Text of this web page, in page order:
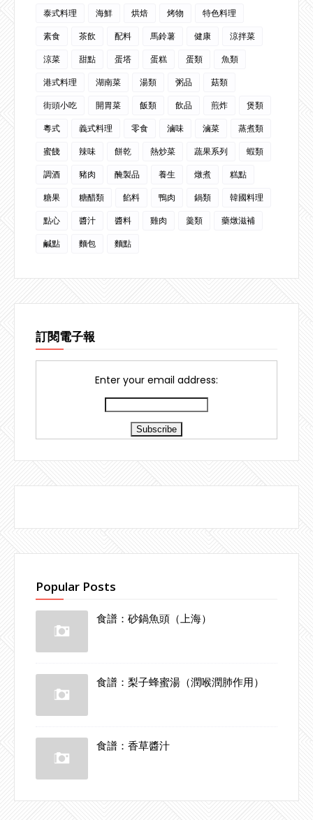
泰式料理 海鮮 烘焙 烤物
特色料理
素食
茶飲 配料 馬鈴薯 健康
涼拌菜
涼菜
甜點 蛋塔 蛋糕 蛋類
魚類
港式料理
湖南菜 湯類 粥品
菇類
街頭小吃
開胃菜 飯類 飲品 煎炸
煲類
粵式
義式料理 零食 滷味 滷菜
蒸煮類
蜜餞
辣味 餅乾 熱炒菜 蔬果系列
蝦類
調酒
豬肉 醃製品 養生 燉煮
糕點
糖果
糖醋類 餡料 鴨肉 鍋類
韓國料理
點心
醬汁 醬料 雞肉 羹類
藥燉滋補
鹹點
麵包 麵點
訂閱電子報
Enter your email address:
Popular Posts
食譜：砂鍋魚頭（上海）
食譜：梨子蜂蜜湯（潤喉潤肺作用）
食譜：香草醬汁